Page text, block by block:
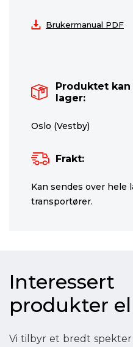
Brukermanual PDF
Produktet
lager:
Oslo (Vestby)
Frakt:
Kan sendes over hele
transportører.
produkter
Vi tilbyr et bredt